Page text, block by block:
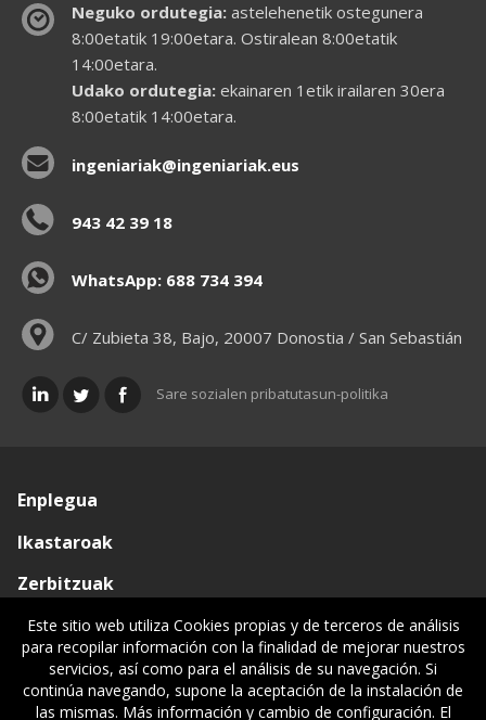
Neguko ordutegia:astelehenetik ostegunera
8:00etatik 19:00etara. Ostiralean 8:00etatik
14:00etara.
Udako ordutegia:ekainaren 1etik irailaren 30era
8:00etatik 14:00etara.
ingeniariak@ingeniariak.eus
943 42 39 18
WhatsApp: 688 734 394
C/ Zubieta 38, Bajo, 20007 Donostia / San Sebastián
Sare sozialen pribatutasun-politika
Enplegua
Ikastaroak
Zerbitzuak
Elkargoa
Oniritziak
Lehiatila Bakarra
Este sitio web utiliza Cookies propias y de terceros de análisis
para recopilar información con la finalidad de mejorar nuestros
servicios, así como para el análisis de su navegación. Si
continúa navegando, supone la aceptación de la instalación de
las mismas. Más información y cambio de configuración. El